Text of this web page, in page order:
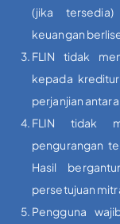
(jika
keuangan
FLIN tidak
kepada
perjanjian
FLIN tidak
pengurangan
Hasil
persetujuan
Pengguna